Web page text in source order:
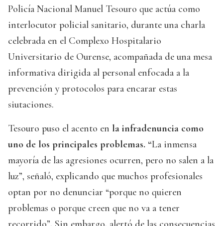
Policía Nacional Manuel Tesouro que actúa como
interlocutor policial sanitario, durante una charla
celebrada en el Complexo Hospitalario
Universitario de Ourense, acompañada de una mesa
informativa dirigida al personal enfocada a la
prevención y protocolos para encarar estas
siutaciones.
Tesouro puso el acento en la infradenuncia como
uno de los principales problemas. “La inmensa
mayoría de las agresiones ocurren, pero no salen a la
luz”, señaló, explicando que muchos profesionales
optan por no denunciar “porque no quieren
problemas o porque creen que no va a tener